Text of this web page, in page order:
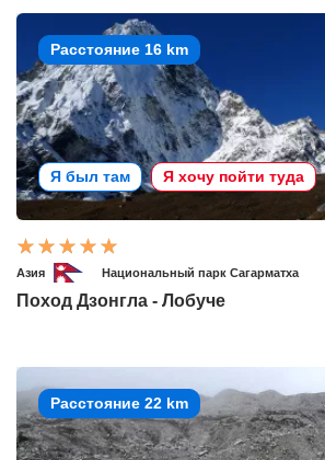
Расстояние 16 km
Я был там Я хочу пойти туда
Азия Национальный парк Сагарматха
Поход Дзонгла - Лобуче
Расстояние 22 km